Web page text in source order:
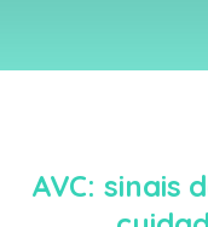
AVC: sinais